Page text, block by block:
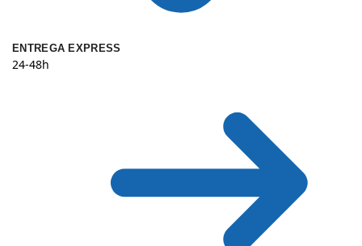
ENTREGA EXPRESS
24-48h